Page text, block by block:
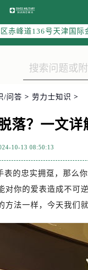
区东长安街1号东方广场
区建国门外大街甲6号
赤峰道136号天津国际
虹桥路3号港汇中心写
区中山南路1号（新街口
淮海东路29号苏宁广
世纪大道5号盐城金融
区永定东路399号置地
区钱江路1366号华润大
区东市南街777号金华
广益路705号嘉兴世
新区红谷中大道998号
区经十路11111号华润
区天河路230号万菱汇
区环市东路371-375号
/问答 > 劳力士知识 >
落？一文详
10-13 08:50:13
表的忠实拥趸，那么
对你的爱表造成不可
方法一样，今天我们